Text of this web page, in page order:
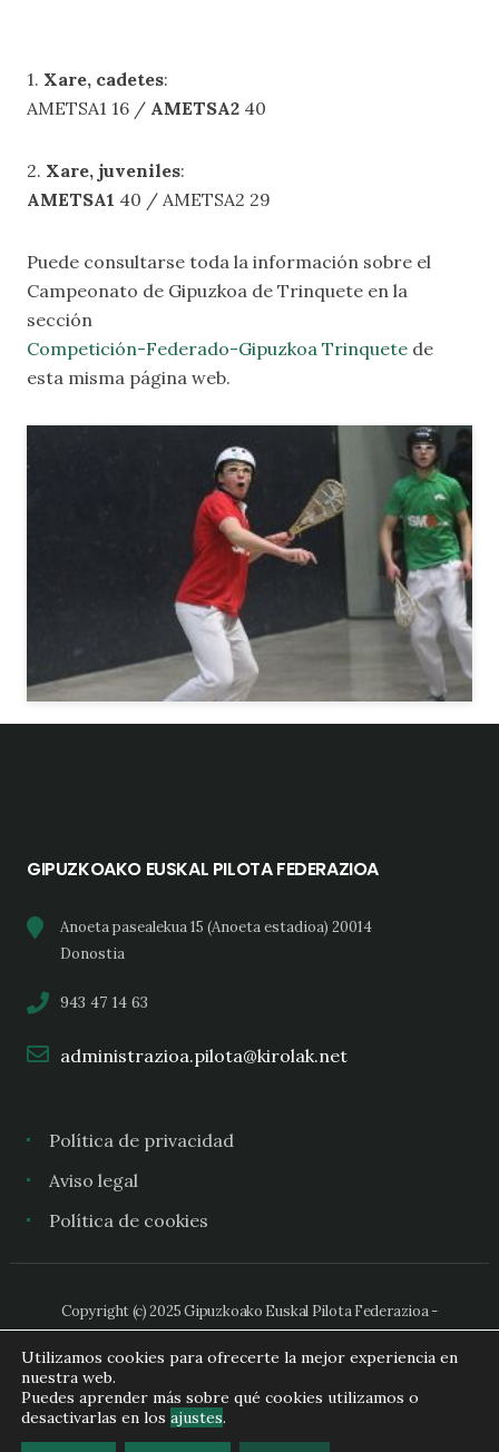
1. Xare, cadetes:
AMETSA1 16 / AMETSA2 40
2. Xare, juveniles:
AMETSA1 40 / AMETSA2 29
Puede consultarse toda la información sobre el
Campeonato de Gipuzkoa de Trinquete en la
sección
Competición-Federado-Gipuzkoa Trinquete de
esta misma página web.
GIPUZKOAKO EUSKAL PILOTA FEDERAZIOA
Anoeta pasealekua 15 (Anoeta estadioa) 20014
Donostia
943 47 14 63
administrazioa.pilota@kirolak.net
Política de privacidad
Aviso legal
Política de cookies
Copyright (c) 2025 Gipuzkoako Euskal Pilota Federazioa -
Utilizamos cookies para ofrecerte la mejor experiencia en
nuestra web.
Puedes aprender más sobre qué cookies utilizamos o
desactivarlas en los ajustes.